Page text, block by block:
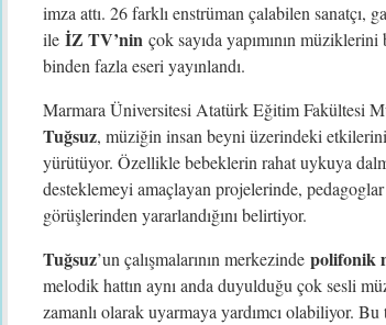
imza attı. 26 farklı enstrüman çalabilen sanatçı,
ile İZ TV’nin çok sayıda yapımının
binden fazla eseri yayınlandı.
Marmara Üniversitesi Atatürk Eğitim Fakültesi
Tuğsuz, müziğin insan beyni üzerindeki
yürütüyor. Özellikle bebeklerin rahat uykuya
desteklemeyi amaçlayan projelerinde, pedagoglar
görüşlerinden yararlandığını belirtiyor.
Tuğsuz’un çalışmalarının merkezinde polifonik
melodik hattın aynı anda duyulduğu çok sesli
zamanlı olarak uyarmaya yardımcı olabiliyor.